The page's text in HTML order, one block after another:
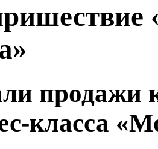
продажи
класса